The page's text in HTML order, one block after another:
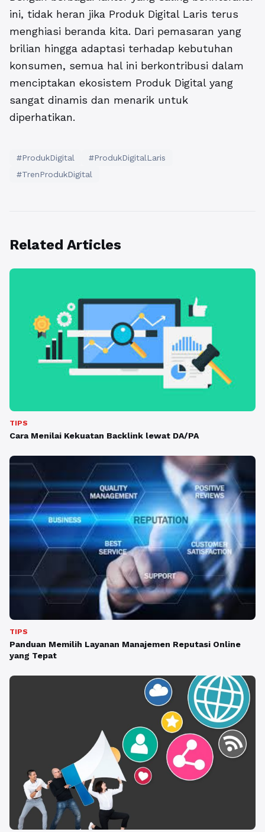
ini, tidak heran jika Produk Digital Laris terus
menghiasi beranda kita. Dari pemasaran yang
brilian hingga adaptasi terhadap kebutuhan
konsumen, semua hal ini berkontribusi dalam
menciptakan ekosistem Produk Digital yang
sangat dinamis dan menarik untuk
diperhatikan.
#ProdukDigital
#ProdukDigitalLaris
#TrenProdukDigital
Related Articles
TIPS
Cara Menilai Kekuatan Backlink lewat DA/PA
TIPS
Panduan Memilih Layanan Manajemen Reputasi Online
yang Tepat